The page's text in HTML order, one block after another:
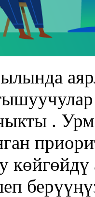
.
көйгөйдү